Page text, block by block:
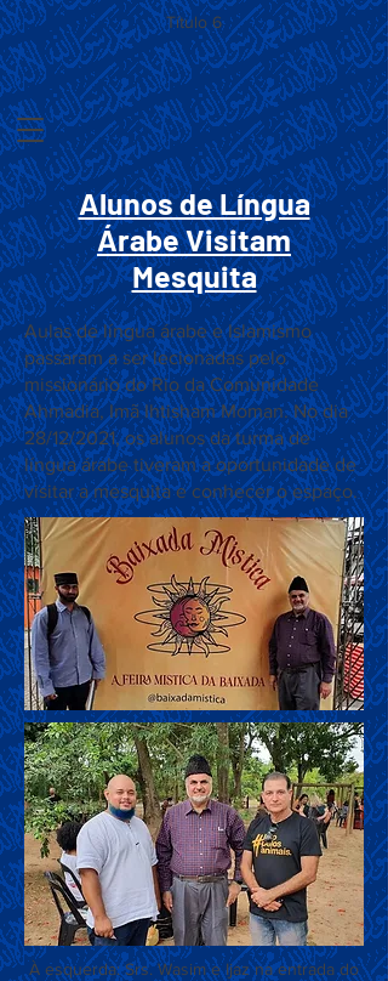
Título 6
Alunos de Língua
Árabe Visitam
Mesquita
Aulas de língua árabe e Islamismo
passaram a ser lecionadas pelo
missionário do Rio da Comunidade
Ahmadia, Imã Ihtisham Moman. No dia
28/12/2021, os alunos da turma de
língua árabe tiveram a oportunidade de
visitar a mesquita e conhecer o espaço.
À esquerda: Srs. Wasim e Ijaz na entrada do